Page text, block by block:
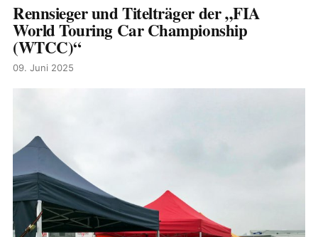
Rennsieger und Titelträger der „FIA
World Touring Car Championship
(WTCC)“
09. Juni 2025